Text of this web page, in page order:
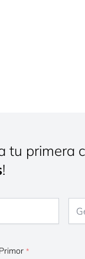
tu primera
!